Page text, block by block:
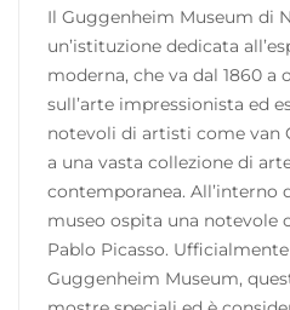
Il Guggenheim Museum di
un’istituzione dedicata
moderna, che va dal 1860 a
sull’arte impressionista ed
notevoli di artisti come van
a una vasta collezione di
contemporanea. All’interno
museo ospita una notevole
Pablo Picasso.
Guggenheim Museum,